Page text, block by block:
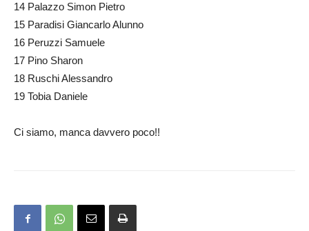
14 Palazzo Simon Pietro
15 Paradisi Giancarlo Alunno
16 Peruzzi Samuele
17 Pino Sharon
18 Ruschi Alessandro
19 Tobia Daniele
Ci siamo, manca davvero poco!!